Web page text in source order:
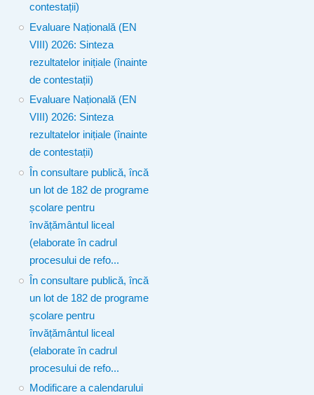
contestații)
Evaluare Națională (EN
VIII) 2026: Sinteza
rezultatelor inițiale (înainte
de contestații)
Evaluare Națională (EN
VIII) 2026: Sinteza
rezultatelor inițiale (înainte
de contestații)
În consultare publică, încă
un lot de 182 de programe
școlare pentru
învățământul liceal
(elaborate în cadrul
procesului de refo...
În consultare publică, încă
un lot de 182 de programe
școlare pentru
învățământul liceal
(elaborate în cadrul
procesului de refo...
Modificare a calendarului